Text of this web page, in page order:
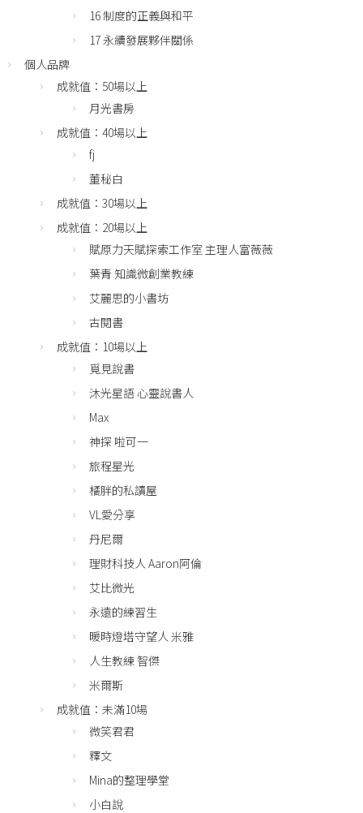
16 制度的正義與和平
17 永續發展夥伴關係
個人品牌
成就值：50場以上
月光書房
成就值：40場以上
fj
董秘白
成就值：30場以上
成就值：20場以上
賦原力天賦探索工作室 主理人富薇薇
葉青 知識微創業教練
艾麗思的小書坊
古閱書
成就值：10場以上
覓見說書
沐光星語 心靈說書人
Max
神探 啦可一
旅程星光
橘胖的私讀屋
VL愛分享
丹尼爾
理財科技人 Aaron阿倫
艾比微光
永遠的練習生
暖時燈塔守望人 米雅
人生教練 智傑
米爾斯
成就值：未滿10場
微笑君君
釋文
Mina的整理學堂
小白說